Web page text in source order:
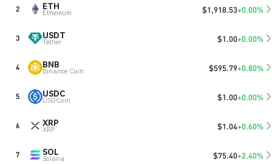
2 ETH
Ethereum $1,918.53+0.00%
3 USDT
Tether $1.00+0.00%
4 BNB
Binance Coin $595.79+0.80%
5 USDC
USDCoin $1.00+0.00%
6 XRP
XRP $1.04+0.60%
7 SOL
Solana $75.40+2.40%